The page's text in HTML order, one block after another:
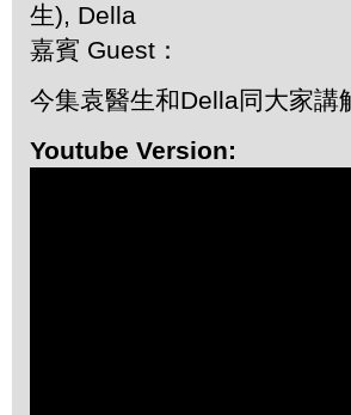
生), Della
嘉賓 Guest：
今集袁醫生和Della同大家講
Youtube Version: